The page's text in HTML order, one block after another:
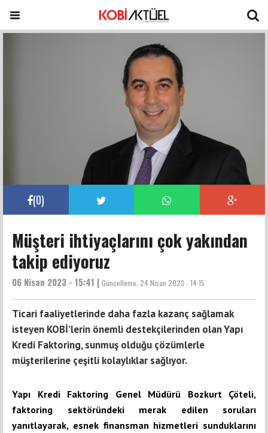
(0)
Müşteri ihtiyaçlarını çok yakından
takip ediyoruz
06 Nisan 2023 - 15:41 | Güncelleme: 24 Nisan 2023 - 14:15
Ticari faaliyetlerinde daha fazla kazanç sağlamak
isteyen KOBİ’lerin önemli destekçilerinden olan Yapı
Kredi Faktoring, sunmuş olduğu çözümlerle
müşterilerine çeşitli kolaylıklar sağlıyor.
Yapı Kredi Faktoring Genel Müdürü Bozkurt Çöteli,
faktoring sektöründeki merak edilen soruları
yanıtlayarak, esnek finansman hizmetleri sunduklarını